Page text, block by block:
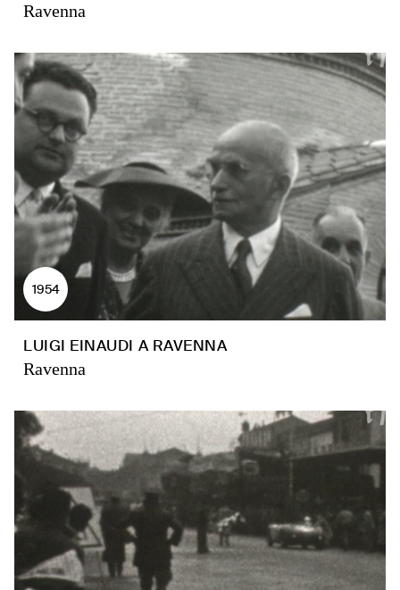
Ravenna
1954
LUIGI EINAUDI A RAVENNA
Ravenna